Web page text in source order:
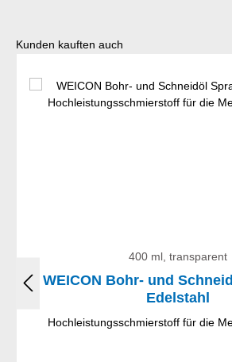
Produktgalerie überspringen
Kunden kauften auch
400 ml, transparent
WEICON Bohr- und
Edelstahl
Hochleistungsschmierstoff für die